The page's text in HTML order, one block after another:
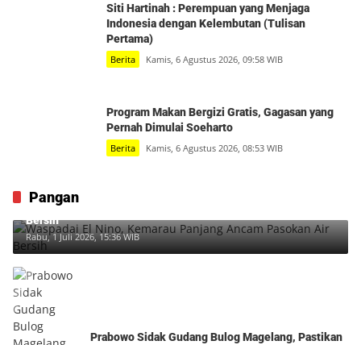
Siti Hartinah : Perempuan yang Menjaga
Indonesia dengan Kelembutan (Tulisan
Pertama)
Berita Kamis, 6 Agustus 2026, 09:58 WIB
Program Makan Bergizi Gratis, Gagasan yang
Pernah Dimulai Soeharto
Berita Kamis, 6 Agustus 2026, 08:53 WIB
Pangan
Waspadai El Nino, Kemarau Panjang Ancam Pasokan Air
Bersih
Rabu, 1 Juli 2026, 15:36 WIB
Prabowo Sidak Gudang Bulog Magelang, Pastikan